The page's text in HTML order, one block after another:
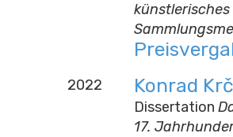
2022 Konrad
Dissertation
17.